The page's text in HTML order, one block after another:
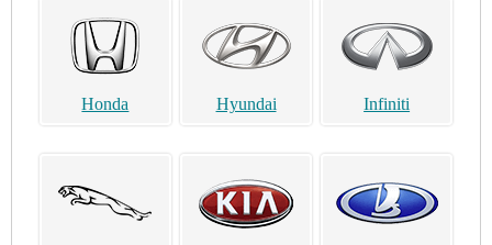
Honda Hyundai Infiniti